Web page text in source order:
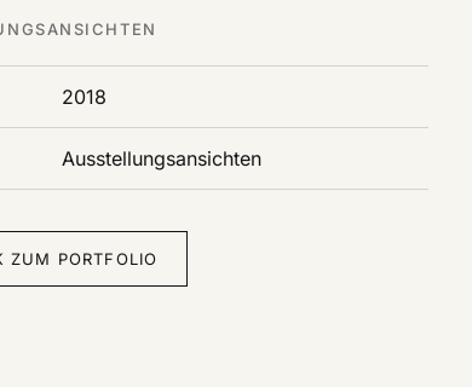
2018
Ausstellungsansichten
ZUM PORTFOLIO